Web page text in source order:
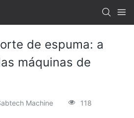
de espuma: a
máquinas de
Machine 118